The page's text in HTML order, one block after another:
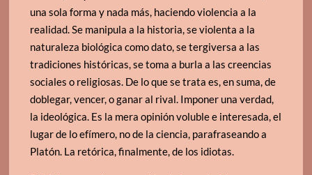
una sola forma y nada más, haciendo violencia a la
realidad. Se manipula a la historia, se violenta a la
naturaleza biológica como dato, se tergiversa a las
tradiciones históricas, se toma a burla a las creencias
sociales o religiosas. De lo que se trata es, en suma, de
doblegar, vencer, o ganar al rival. Imponer una verdad,
la ideológica. Es la mera opinión voluble e interesada, el
lugar de lo efímero, no de la ciencia, parafraseando a
Platón. La retórica, finalmente, de los idiotas.